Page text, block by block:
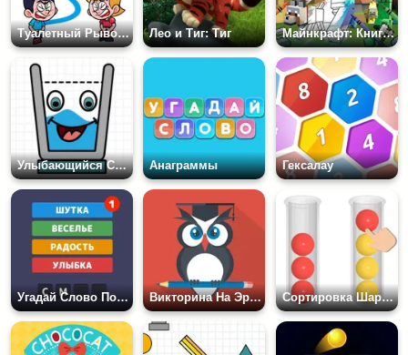
Туалетный Рывок - Нарисуй Путь Лео и Тиг: Тиг Майнкрафт: Книга Раскрасок
Улыбающийся Стакан Анаграммы Гексалау
Угадай Слово По Подсказке. Ассоциации Викторина На Эрудицию Сортировка Шариков 3D